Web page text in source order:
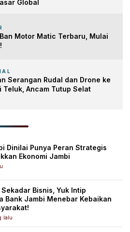
Global
Motor Matic Terbaru, Mulai
Serangan Rudal dan Drone ke
Teluk, Ancam Tutup Selat
Dinilai Punya Peran Strategis
Ekonomi Jambi
Bisnis, Yuk Intip
Bank Jambi Menebar Kebaikan
lalu